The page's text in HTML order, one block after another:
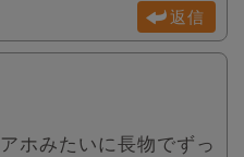
返信
ホみたいに長物でずっ